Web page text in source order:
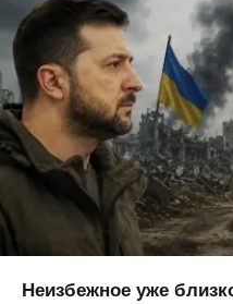
Неизбежное уже